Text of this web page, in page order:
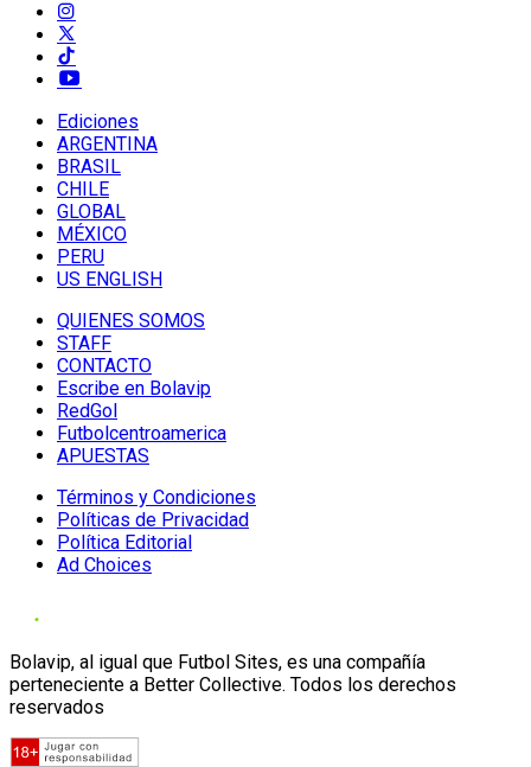
Ediciones
ARGENTINA
BRASIL
CHILE
GLOBAL
MÉXICO
PERU
US ENGLISH
QUIENES SOMOS
STAFF
CONTACTO
Escribe en Bolavip
RedGol
Futbolcentroamerica
APUESTAS
Términos y Condiciones
Políticas de Privacidad
Política Editorial
Ad Choices
Bolavip, al igual que Futbol Sites, es una compañía
perteneciente a Better Collective. Todos los derechos
reservados